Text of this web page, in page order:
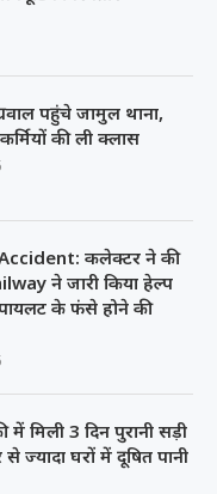
पहुंचे जामुल थाना,
की ली क्लास
कलेक्टर ने की
ने जारी किया हेल्प
के फंसे होने की
में मिली 3 दिन पुरानी सड़ी
ज्यादा घरों में दूषित पानी